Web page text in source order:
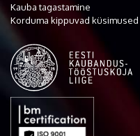
Kauba tagastamine
Korduma kippuvad küsimused